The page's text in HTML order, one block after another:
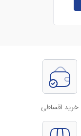
خرید اقساطی